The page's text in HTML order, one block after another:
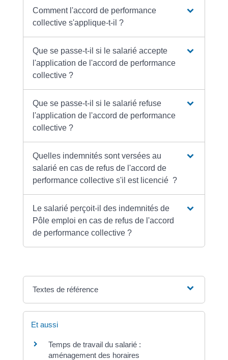
Comment l'accord de performance
collective s'applique-t-il ?
Que se passe-t-il si le salarié accepte
l'application de l'accord de performance
collective ?
Que se passe-t-il si le salarié refuse
l'application de l'accord de performance
collective ?
Quelles indemnités sont versées au
salarié en cas de refus de l'accord de
performance collective s'il est licencié ?
Le salarié perçoit-il des indemnités de
Pôle emploi en cas de refus de l'accord
de performance collective ?
Textes de référence
Et aussi
Temps de travail du salarié :
aménagement des horaires